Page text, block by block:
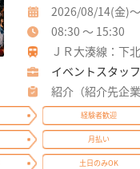
2026/08/14(金)
08:30 ～ 15:30
ＪＲ大湊線：下
イベントスタッフ
紹介（紹介先企
経験者歓迎
月払い
土日のみOK